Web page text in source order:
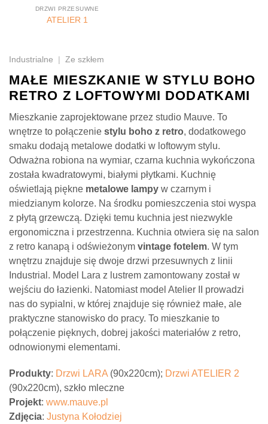
Industrialne | Ze szkłem
MAŁE MIESZKANIE W STYLU BOHO
RETRO Z LOFTOWYMI DODATKAMI
Mieszkanie zaprojektowane przez studio Mauve. To
wnętrze to połączenie stylu boho z retro, dodatkowego
smaku dodają metalowe dodatki w loftowym stylu.
Odważna robiona na wymiar, czarna kuchnia wykończona
została kwadratowymi, białymi płytkami. Kuchnię
oświetlają piękne metalowe lampy w czarnym i
miedzianym kolorze. Na środku pomieszczenia stoi wyspa
z płytą grzewczą. Dzięki temu kuchnia jest niezwykle
ergonomiczna i przestrzenna. Kuchnia otwiera się na salon
z retro kanapą i odświeżonym vintage fotelem. W tym
wnętrzu znajduje się dwoje drzwi przesuwnych z linii
Industrial. Model Lara z lustrem zamontowany został w
wejściu do łazienki. Natomiast model Atelier II prowadzi
nas do sypialni, w której znajduje się również małe, ale
praktyczne stanowisko do pracy. To mieszkanie to
połączenie pięknych, dobrej jakości materiałów z retro,
odnowionymi elementami.
Produkty: Drzwi LARA(90x220cm); Drzwi ATELIER 2
(90x220cm), szkło mleczne
Projekt: www.mauve.pl
Zdjęcia: Justyna Kołodziej
DRZWI PRZESUWNE
ATELIER 1